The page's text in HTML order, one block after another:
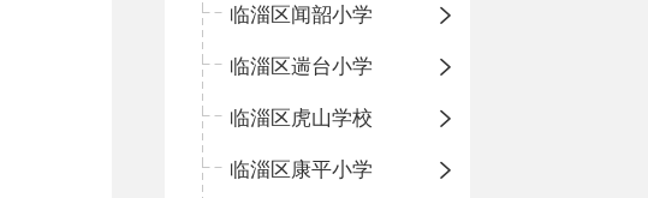
临淄区闻韶小学
临淄区遄台小学
临淄区虎山学校
临淄区康平小学